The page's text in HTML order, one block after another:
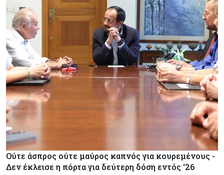
Ούτε άσπρος ούτε μαύρος καπνός για κουρεμένους -
Δεν έκλεισε η πόρτα για δεύτερη δόση εντός ‘26